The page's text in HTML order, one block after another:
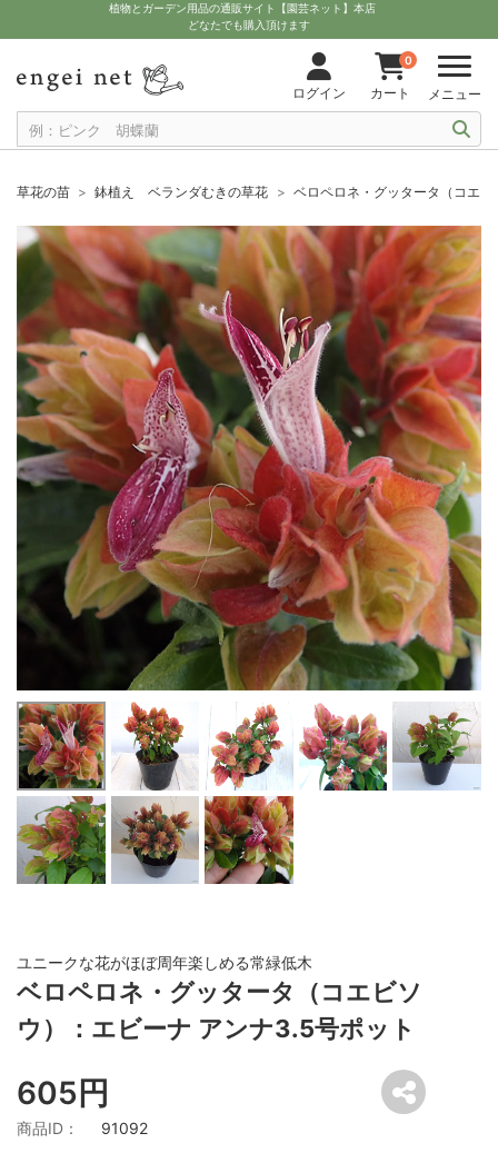
植物とガーデン用品の通販サイト【園芸ネット】本店
どなたでも購入頂けます
ログイン
0
カート メニュー
草花の苗 鉢植え ベランダむきの草花 ベロペロネ・グッタータ（コエ
ユニークな花がほぼ周年楽しめる常緑低木
ベロペロネ・グッタータ（コエビソ
ウ）：エビーナ アンナ3.5号ポット
605円
商品ID： 91092